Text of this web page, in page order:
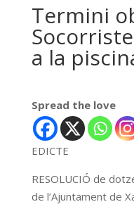
Termini
a la
Spread the love
EDICTE
RESOLUCIÓ de
de l’Ajuntament de